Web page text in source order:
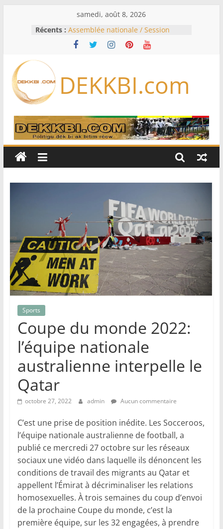
samedi, août 8, 2026
Récents : Assemblée nationale / Session
extraordinaire: Six commissions
d’enquête à l’ordre du jour ce lundi
Bénin: Patrice Talon élu président
du Sénat, moins de trois mois
Pakistan et la Turquie signent un
accord de défense
RD Congo: Kinshasa interdit les
exportations de cuivre et de cobalt
production
DEKKBI.com
Sports
Coupe du monde 2022:
l’équipe nationale
australienne interpelle le
Qatar
octobre 27, 2022 admin Aucun commentaire
C’est une prise de position inédite. Les Socceroos,
l’équipe nationale australienne de football, a
publié ce mercredi 27 octobre sur les réseaux
sociaux une vidéo dans laquelle ils dénoncent les
conditions de travail des migrants au Qatar et
appellent l’Émirat à décriminaliser les relations
homosexuelles. À trois semaines du coup d’envoi
de la prochaine Coupe du monde, c’est la
première équipe, sur les 32 engagées, à prendre